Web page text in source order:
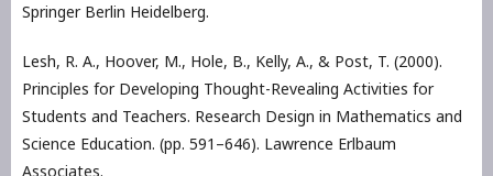
Springer Berlin Heidelberg.
Lesh, R. A., Hoover, M., Hole, B., Kelly, A., & Post, T. (2000).
Principles for Developing Thought-Revealing Activities for
Students and Teachers. Research Design in Mathematics and
Science Education. (pp. 591–646). Lawrence Erlbaum
Associates.